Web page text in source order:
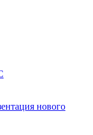
нового